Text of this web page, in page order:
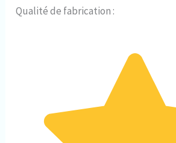
Qualité de fabrication :